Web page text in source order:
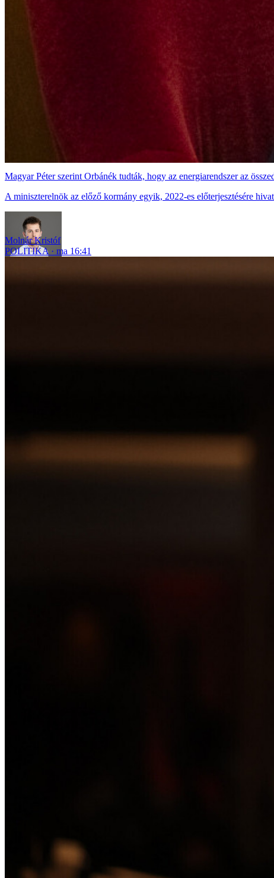
Magyar Péter szerint Orbánék tudták, hogy az energiarendszer az
A miniszterelnök az előző kormány egyik, 2022-es előterjesztésére
Molnár Kristóf
POLITIKA
ma 16:41